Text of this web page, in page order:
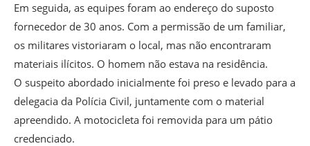
Em seguida, as equipes foram ao endereço do suposto
fornecedor de 30 anos. Com a permissão de um familiar,
os militares vistoriaram o local, mas não encontraram
materiais ilícitos. O homem não estava na residência.
O suspeito abordado inicialmente foi preso e levado para a
delegacia da Polícia Civil, juntamente com o material
apreendido. A motocicleta foi removida para um pátio
credenciado.